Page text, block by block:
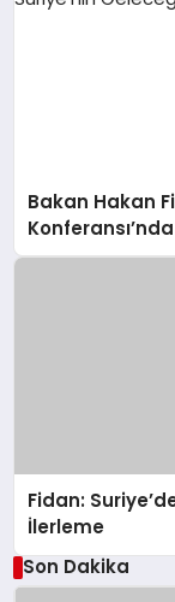
Bakan Hakan
Beklentilerini
Fidan:
İlerleme
Son Dakika